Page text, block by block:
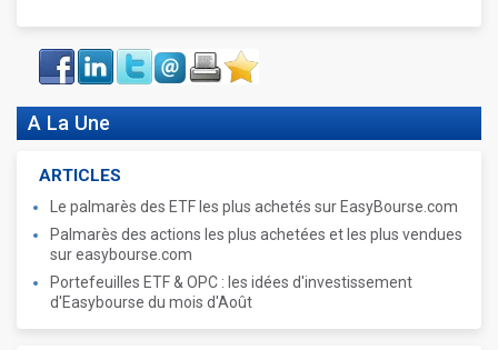
Face
book
LinkIn Twitter Envoyer ImprimerFavoris
A La Une
ARTICLES
Le palmarès des ETF les plus achetés sur EasyBourse.com
Palmarès des actions les plus achetées et les plus vendues
sur easybourse.com
Portefeuilles ETF & OPC : les idées d'investissement
d'Easybourse du mois d'Août